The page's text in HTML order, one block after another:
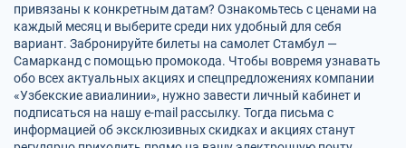
привязаны к конкретным датам? Ознакомьтесь с ценами на
каждый месяц и выберите среди них удобный для себя
вариант. Забронируйте билеты на самолет Стамбул —
Самарканд с помощью промокода. Чтобы вовремя узнавать
обо всех актуальных акциях и спецпредложениях компании
«Узбекские авиалинии», нужно завести личный кабинет и
подписаться на нашу e-mail рассылку. Тогда письма с
информацией об эксклюзивных скидках и акциях станут